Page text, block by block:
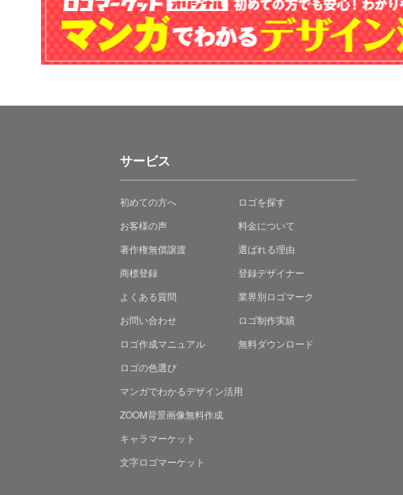
サービス
初めての方へ
ロゴを探す
お客様の声
料金について
著作権無償譲渡
選ばれる理由
商標登録
登録デザイナー
よくある質問
業界別ロゴマーク
お問い合わせ
ロゴ制作実績
ロゴ作成マニュアル
無料ダウンロード
ロゴの色選び
マンガでわかるデザイン活用
ZOOM背景画像無料作成
キャラマーケット
文字ロゴマーケット